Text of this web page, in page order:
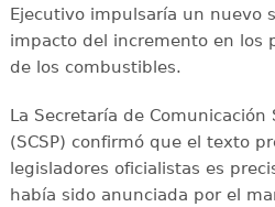
Ejecutivo impulsaría un nuevo
impacto del incremento en los
de los combustibles.
La Secretaría de Comunicación
(SCSP) confirmó que el texto
legisladores oficialistas es
había sido anunciada por el